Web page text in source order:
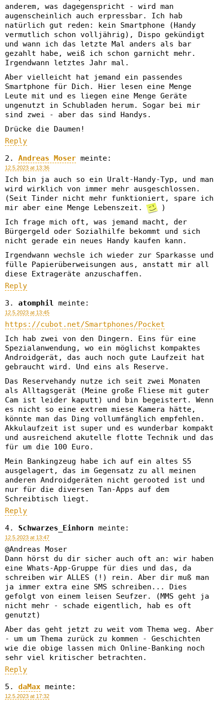
anderem, was dagegenspricht - wird man
augenscheinlich auch erpressbar. Ich hab
natürlich gut reden: kein Smartphone (Handy
vermutlich schon volljährig), Dispo gekündigt
und wann ich das letzte Mal anders als bar
gezahlt habe, weiß ich schon garnicht mehr.
Irgendwann letztes Jahr mal.
Aber vielleicht hat jemand ein passendes
Smartphone für Dich. Hier lesen eine Menge
Leute mit und es liegen eine Menge Geräte
ungenutzt in Schubladen herum. Sogar bei mir
sind zwei - aber das sind Handys.
Drücke die Daumen!
Reply
Andreas Moser meinte:
12.5.2023 at 13:36
Ich bin ja auch so ein Uralt-Handy-Typ, und man
wird wirklich von immer mehr ausgeschlossen.
(Seit Tinder nicht mehr funktioniert, spare ich
mir aber eine Menge Lebenszeit.
)
Ich frage mich oft, was jemand macht, der
Bürgergeld oder Sozialhilfe bekommt und sich
nicht gerade ein neues Handy kaufen kann.
Irgendwann wechsle ich wieder zur Sparkasse und
fülle Papierüberweisungen aus, anstatt mir all
diese Extrageräte anzuschaffen.
Reply
atomphil meinte:
12.5.2023 at 13:45
https://cubot.net/Smartphones/Pocket
Ich hab zwei von den Dingern. Eins für eine
Spezialanwendung, wo ein möglichst kompaktes
Androidgerät, das auch noch gute Laufzeit hat
gebraucht wird. Und eins als Reserve.
Das Reservehandy nutze ich seit zwei Monaten
als Alltagsgerät (Meine große Fliese mit guter
Cam ist leider kaputt) und bin begeistert. Wenn
es nicht so eine extrem miese Kamera hätte,
könnte man das Ding vollumfänglich empfehlen.
Akkulaufzeit ist super und es wunderbar kompakt
und ausreichend akutelle flotte Technik und das
für um die 100 Euro.
Mein Bankingzeug habe ich auf ein altes S5
ausgelagert, das im Gegensatz zu all meinen
anderen Androidgeräten nicht gerooted ist und
nur für die diversen Tan-Apps auf dem
Schreibtisch liegt.
Reply
Schwarzes_Einhorn meinte:
12.5.2023 at 13:47
@Andreas Moser
Dann hörst du dir sicher auch oft an: wir haben
eine Whats-App-Gruppe für dies und das, da
schreiben wir ALLES (!) rein. Aber dir muß man
ja immer extra eine SMS schreiben... Dies
gefolgt von einem leisen Seufzer. (MMS geht ja
nicht mehr - schade eigentlich, hab es oft
genutzt)
Aber das geht jetzt zu weit vom Thema weg. Aber
- um um Thema zurück zu kommen - Geschichten
wie die obige lassen mich Online-Banking noch
sehr viel kritischer betrachten.
Reply
daMax meinte:
12.5.2023 at 17:32